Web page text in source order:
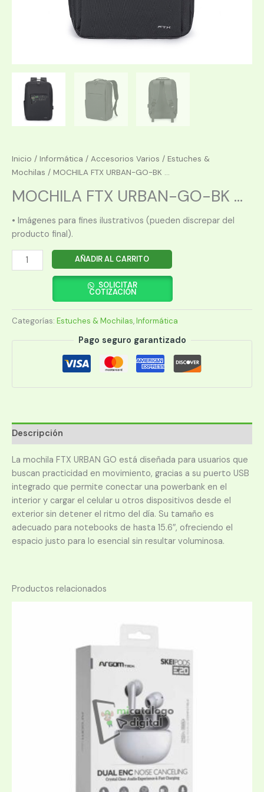
Inicio / Informática / Accesorios Varios / Estuches &
Mochilas / MOCHILA FTX URBAN-GO-BK ...
MOCHILA FTX URBAN-GO-BK ...
• Imágenes para fines ilustrativos (pueden discrepar del
producto final).
MOCHILA
FTX
BK
15.6"
AÑADIR AL CARRITO
SOLICITAR
COTIZACIÓN
Categorías: Estuches & Mochilas,Informática
Pago seguro garantizado
Descripción
La mochila FTX URBAN GO está diseñada para usuarios que
buscan practicidad en movimiento, gracias a su puerto USB
integrado que permite conectar una powerbank en el
interior y cargar el celular u otros dispositivos desde el
exterior sin detener el ritmo del día. Su tamaño es
adecuado para notebooks de hasta 15.6″, ofreciendo el
espacio justo para lo esencial sin resultar voluminosa.
Productos relacionados